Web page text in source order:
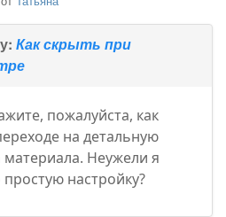
Как скрыть при
пожалуйста, как
на детальную
Неужели я
настройку?